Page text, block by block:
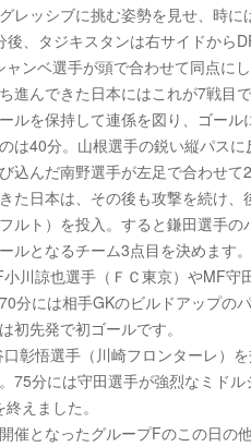
レッシブに挑む姿勢を見せ、時
後、タジキスタンは右サイドから
ンベ選手が頭で合わせて同点に
進んできた日本にはこれが7戦目
ルを保持して連係を図り、ゴール
は40分。山根選手の鋭い縦パス
込んだ南野選手が左足で合わせ
た日本は、その後も攻撃を続け
ルト）を投入。すると鎌田選手
ルとなるチーム3点目を決めます。
川諒也選手（ＦＣ東京）やMF
分には相手GKのビルドアップの
初先発で初ゴールです。
彰悟選手（川崎フロンターレ）
75分には守田選手が強烈なミド
えました。
催となったグループFのこの日の